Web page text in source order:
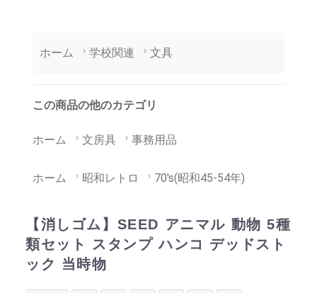
ホーム 学校関連 文具
この商品の他のカテゴリ
ホーム 文房具 事務用品
ホーム 昭和レトロ 70's(昭和45-54年)
【消しゴム】SEED アニマル 動物 5種
類セット スタンプ ハンコ デッドスト
ック 当時物